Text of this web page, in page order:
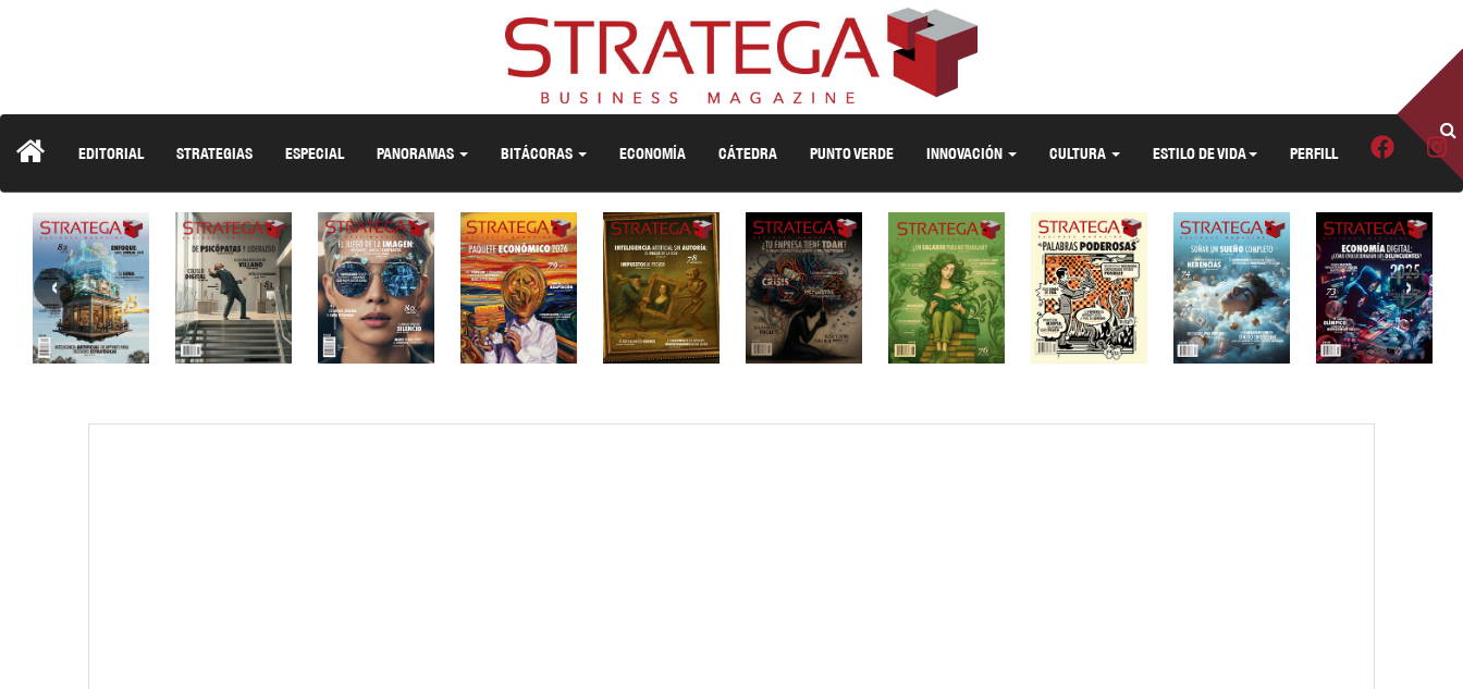
EDITORIAL STRATEGIAS ESPECIAL PANORAMAS BITÁCORAS ECONOMÍA CÁTEDRA PUNTO VERDE INNOVACIÓN CULTURA ESTILO DE VIDA PERFILL
‹ ›